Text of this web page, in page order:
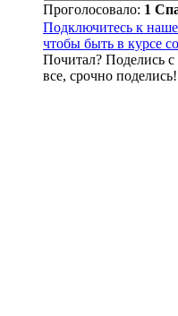
Проголосовало: 1
Подключитесь к
чтобы быть в курсе
Почитал? Поделись
все, срочно